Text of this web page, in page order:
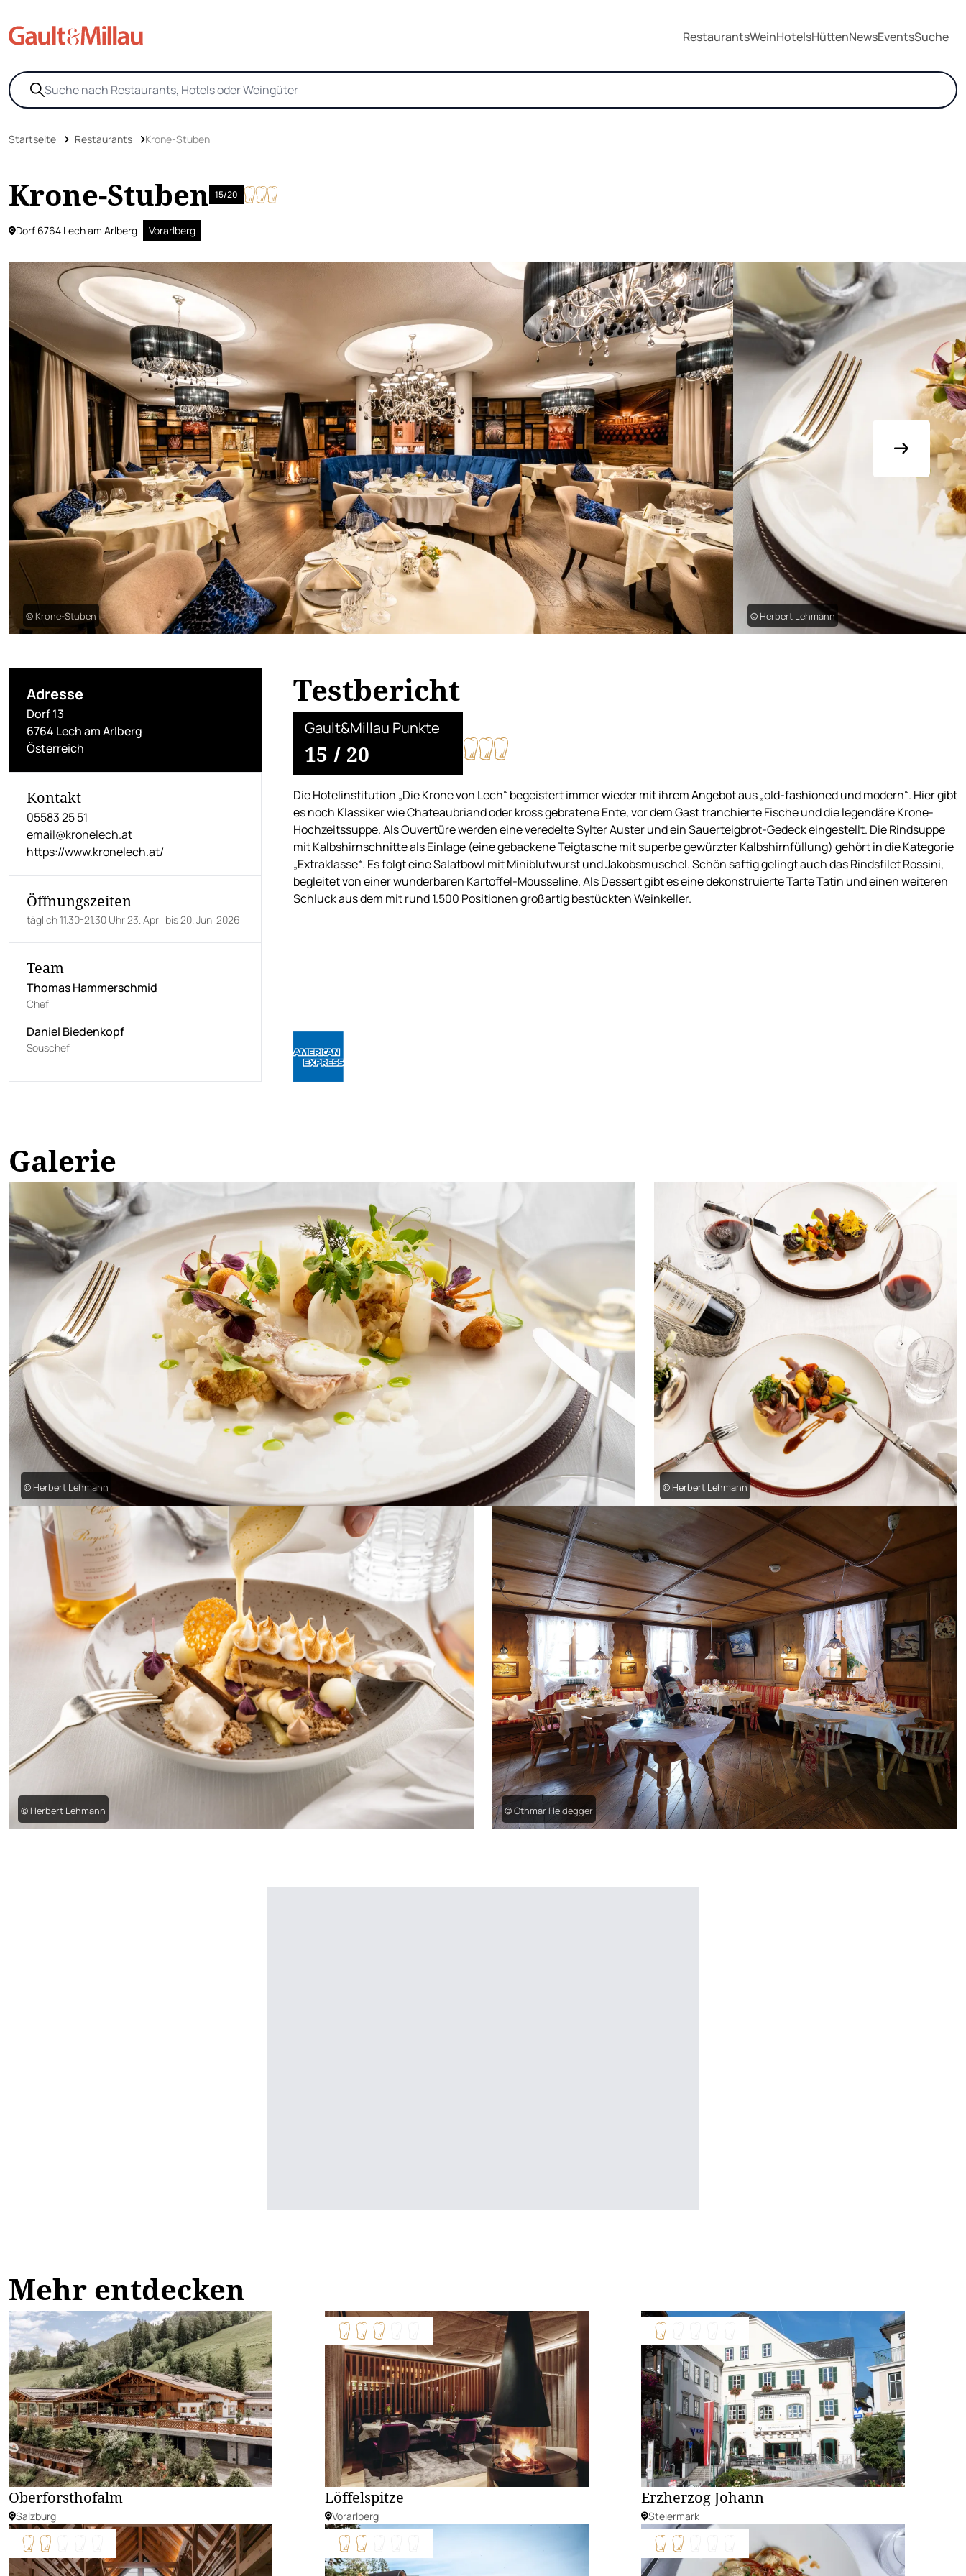
RestaurantsWeinHotelsHüttenNewsEventsSuche
Startseite Restaurants Krone-Stuben
Krone-Stuben 15/20
Dorf 6764 Lech am Arlberg Vorarlberg
© Krone-Stuben © Herbert Lehmann
Adresse
Dorf 13
6764 Lech am Arlberg
Österreich
Kontakt
05583 25 51
email@kronelech.at
https://www.kronelech.at/
Öffnungszeiten
täglich 11.30-21.30 Uhr 23. April bis 20. Juni 2026
Team
Thomas Hammerschmid
Chef
Daniel Biedenkopf
Souschef
Testbericht
Gault&Millau Punkte
15 / 20
Die Hotelinstitution „Die Krone von Lech“ begeistert immer wieder mit ihrem Angebot aus „old-fashioned und modern“. Hier gibt
es noch Klassiker wie Chateaubriand oder kross gebratene Ente, vor dem Gast tranchierte Fische und die legendäre Krone-
Hochzeitssuppe. Als Ouvertüre werden eine veredelte Sylter Auster und ein Sauerteigbrot-Gedeck eingestellt. Die Rindsuppe
mit Kalbshirnschnitte als Einlage (eine gebackene Teigtasche mit superbe gewürzter Kalbshirnfüllung) gehört in die Kategorie
„Extraklasse“. Es folgt eine Salatbowl mit Miniblutwurst und Jakobsmuschel. Schön saftig gelingt auch das Rindsfilet Rossini,
begleitet von einer wunderbaren Kartoffel-Mousseline. Als Dessert gibt es eine dekonstruierte Tarte Tatin und einen weiteren
Schluck aus dem mit rund 1.500 Positionen großartig bestückten Weinkeller.
Galerie
© Herbert Lehmann © Herbert Lehmann
© Herbert Lehmann © Othmar Heidegger
Mehr entdecken
Oberforsthofalm
Salzburg
Löffelspitze
Vorarlberg
Erzherzog Johann
Steiermark